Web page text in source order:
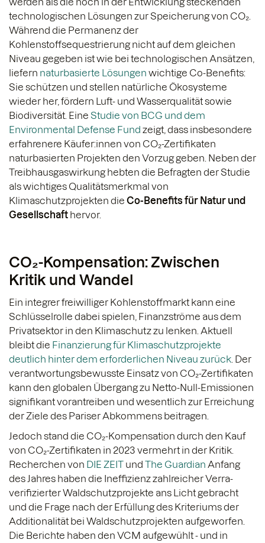
technologischen Lösungen zur Speicherung von CO₂.
Während die Permanenz der
Kohlenstoffsequestrierung nicht auf dem gleichen
Niveau gegeben ist wie bei technologischen Ansätzen,
liefern naturbasierte Lösungen wichtige Co-Benefits:
Sie schützen und stellen natürliche Ökosysteme
wieder her, fördern Luft- und Wasserqualität sowie
Biodiversität. Eine Studie von BCG und dem
Environmental Defense Fund zeigt, dass insbesondere
erfahrenere Käufer:innen von CO₂-Zertifikaten
naturbasierten Projekten den Vorzug geben. Neben der
Treibhausgaswirkung hebten die Befragten der Studie
als wichtiges Qualitätsmerkmal von
Klimaschutzprojekten die Co-Benefits für Natur und
Gesellschaft hervor.
CO₂-Kompensation: Zwischen
Kritik und Wandel
Ein integrer freiwilliger Kohlenstoffmarkt kann eine
Schlüsselrolle dabei spielen, Finanzströme aus dem
Privatsektor in den Klimaschutz zu lenken. Aktuell
bleibt die Finanzierung für Klimaschutzprojekte
deutlich hinter dem erforderlichen Niveau zurück . Der
verantwortungsbewusste Einsatz von CO₂-Zertifikaten
kann den globalen Übergang zu Netto-Null-Emissionen
signifikant vorantreiben und wesentlich zur Erreichung
der Ziele des Pariser Abkommens beitragen.
Jedoch stand die CO₂-Kompensation durch den Kauf
von CO₂-Zertifikaten in 2023 vermehrt in der Kritik.
Recherchen von DIE ZEIT und The Guardian Anfang
des Jahres haben die Ineffizienz zahlreicher Verra-
verifizierter Waldschutzprojekte ans Licht gebracht
und die Frage nach der Erfüllung des Kriteriums der
Additionalität bei Waldschutzprojekten aufgeworfen.
Die Berichte haben den VCM aufgewühlt - und in